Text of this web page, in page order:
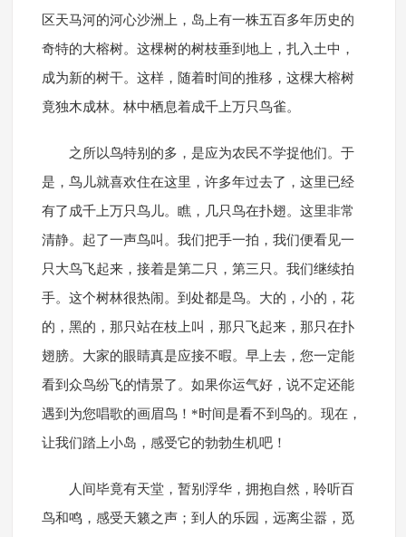
区天马河的河心沙洲上，岛上有一株五百多年历史的
奇特的大榕树。这棵树的树枝垂到地上，扎入土中，
成为新的树干。这样，随着时间的推移，这棵大榕树
竟独木成林。林中栖息着成千上万只鸟雀。
之所以鸟特别的多，是应为农民不学捉他们。于
是，鸟儿就喜欢住在这里，许多年过去了，这里已经
有了成千上万只鸟儿。瞧，几只鸟在扑翅。这里非常
清静。起了一声鸟叫。我们把手一拍，我们便看见一
只大鸟飞起来，接着是第二只，第三只。我们继续拍
手。这个树林很热闹。到处都是鸟。大的，小的，花
的，黑的，那只站在枝上叫，那只飞起来，那只在扑
翅膀。大家的眼睛真是应接不暇。早上去，您一定能
看到众鸟纷飞的情景了。如果你运气好，说不定还能
遇到为您唱歌的画眉鸟！*时间是看不到鸟的。现在，
让我们踏上小岛，感受它的勃勃生机吧！
人间毕竟有天堂，暂别浮华，拥抱自然，聆听百
鸟和鸣，感受天籁之声；到人的乐园，远离尘嚣，觅